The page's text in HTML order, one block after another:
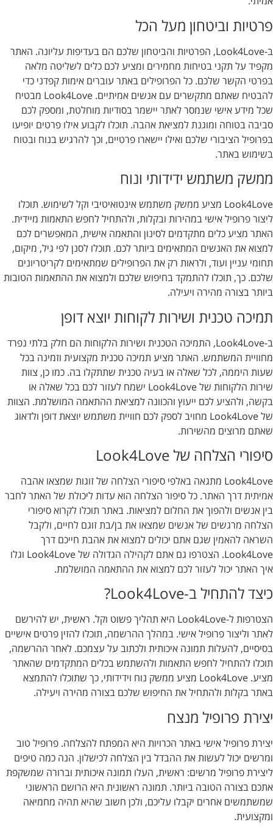
פרטיות וביטחון מעל הכל
ב-Look4Love, הפרטיות והביטחון שלכם הם בעדיפות עליונה. האתר
מקפיד על תקני בטיחות מחמירים ומציע לכם כלים לשליטה מלאה
בפרטי הקשר שלכם. כל הפרופילים באתר עוברים אימות קפדני כדי
להבטיח שאתם מתקשרים עם אנשים אמיתיים. Look4Love מבטיח
שכל מידע אישי שנמסר לאתר יישמר בסודיות מוחלטת, ומספק לכם
סביבה בטוחה ומוגנת למציאת אהבה. תוכלו לקבוע אילו פרטים יופיעו
בפרופיל הציבורי שלכם ואילו יישארו פרטיים, וכך להרגיש בנוח ובטוח
בשימוש באתר.
ממשק משתמש ידידותי ונוח
Look4Love מציע ממשק משתמש אינטואיטיבי וקל לשימוש. תוכלו
ליצור פרופיל אישי במהירות ובקלות, ולהתחיל לחפש התאמות מיידית.
האתר מציע כלים מתקדמים לסינון והתאמה אישית, המאפשרים לכם
למצוא את האנשים המתאימים ביותר לכם. תוכלו לסנן לפי גיל, מיקום,
תחומי עניין ועוד, ולראות רק את הפרופילים שמתאימים לקריטריונים
שלכם. כך, תוכלו להתמקד בחיפוש שלכם ולמצוא את ההתאמות הטובות
ביותר בצורה מהירה ויעילה.
תמיכה טכנית ושירות לקוחות יוצא דופן
ב-Look4Love, התמיכה הטכנית ושירות הלקוחות הם חלק בלתי נפרד
מחוויית המשתמש. האתר מציע תמיכה טכנית מקצועית וזמינה בכל
שעות היממה, לכל שאלה או בעיה טכנית שתתקלו בה. כמו כן, צוות
שירות הלקוחות של Look4Love ישמח לעזור לכם בכל שאלה או
בקשה, ולהציע לכם ייעוץ והכוונה למציאת ההתאמה המושלמת. הצוות
של Look4Love מחויב לספק לכם חוויית משתמש יוצאת דופן ולדאוג
שאתם מרוצים מהשירות.
סיפורי הצלחה של Look4Love
Look4Love מתגאה באלפי סיפורי הצלחה של זוגות שמצאו אהבה
אמיתית דרך האתר. כל סיפור הצלחה הוא עדות ליכולת של האתר לחבר
בין אנשים ולהפוך את החלום למציאות. באתר תוכלו לקרוא סיפורי
הצלחה מרגשים של אנשים שמצאו את בן/בת זוגם לחיים, ולקבל
השראה להאמין שגם אתם יכולים למצוא את אהבת חייכם דרך
Look4Love. הצטרפו גם אתם לקהילה הגדולה של Look4Love וגלו
איך האתר יכול לעזור לכם למצוא את ההתאמה המושלמת.
כיצד להתחיל ב-Look4Love?
הצטרפות ל-Look4Love היא תהליך פשוט וקל. ראשית, יש להירשם
לאתר וליצור פרופיל אישי. במהלך ההרשמה, תוכלו להזין פרטים אישיים
בסיסיים, להעלות תמונה איכותית ולכתוב על עצמכם. לאחר ההרשמה,
תוכלו להתחיל לחפש התאמות ולהשתמש בכלים המתקדמים שהאתר
מציע. Look4Love מציע ממשק נוח וידידותי, כך שתוכלו להתמצא
באתר בקלות ולהתחיל את החיפוש שלכם בצורה מהירה ויעילה.
יצירת פרופיל מנצח
יצירת פרופיל אישי באתר הכרויות היא המפתח להצלחה. פרופיל טוב
ומרשים יכול לעשות את ההבדל בין הצלחה לכישלון. הנה כמה טיפים
ליצירת פרופיל מרשים: ראשית, העלו תמונה איכותית וברורה שמשקפת
אתכם בצורה הטובה ביותר. תמונה ראשונית היא הרושם הראשוני
שמשתמשים אחרים יקבלו עליכם, ולכן חשוב שהיא תהיה מחמיאה
ומקצועית.